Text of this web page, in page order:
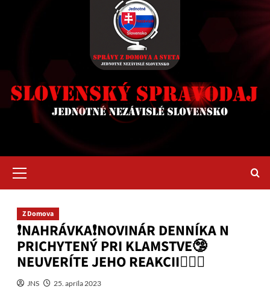
Menu
Z Domova
❗️NAHRÁVKA❗️NOVINÁR DENNÍKA N
PRICHYTENÝ PRI KLAMSTVE🤥
NEUVERÍTE JEHO REAKCII🤦🏻‍♂️
JNS 25. apríla 2023